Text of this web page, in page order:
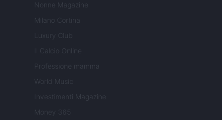
Nonne Magazine
Milano Cortina
Luxury Club
Il Calcio Online
Professione mamma
World Music
Investimenti Magazine
Money 365